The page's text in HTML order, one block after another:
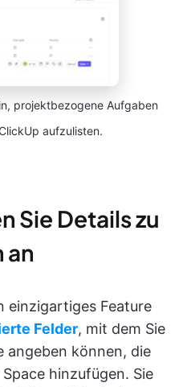
projektbezogene Aufgaben
aufzulisten.
Sie Details zu
an
einzigartiges Feature
Felder, mit dem Sie
angeben können, die
hinzufügen. Sie